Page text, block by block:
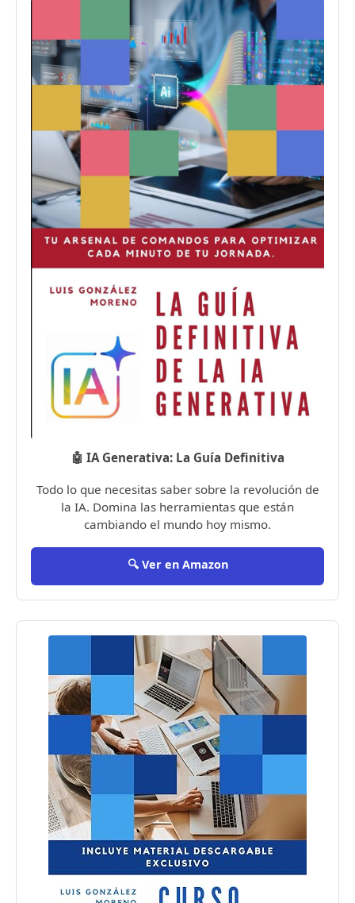
🤖 IA Generativa: La Guía Definitiva
Todo lo que necesitas saber sobre la revolución de
la IA. Domina las herramientas que están
cambiando el mundo hoy mismo.
🔍 Ver en Amazon